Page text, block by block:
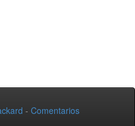
- Comentarios